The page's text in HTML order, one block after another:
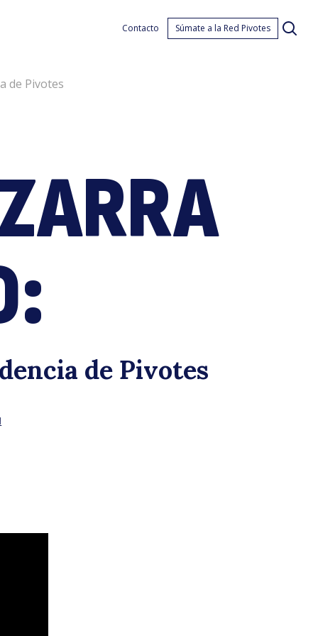
Contacto Súmate a la Red Pivotes
de Pivotes
de Pivotes